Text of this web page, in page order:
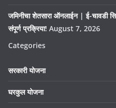
जमिनीचा शेतसारा ऑनलाईन | ई-चावडी
संपूर्ण प्रक्रिया! August 7, 2026
Categories
सरकारी योजना
घरकुल योजना